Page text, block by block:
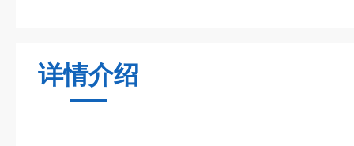
详情介绍